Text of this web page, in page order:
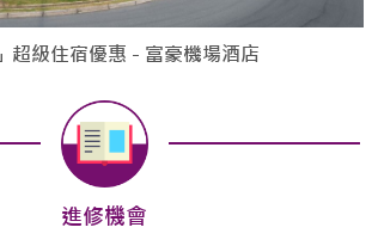
」超級住宿優惠 - 富豪機場酒店
進修機會